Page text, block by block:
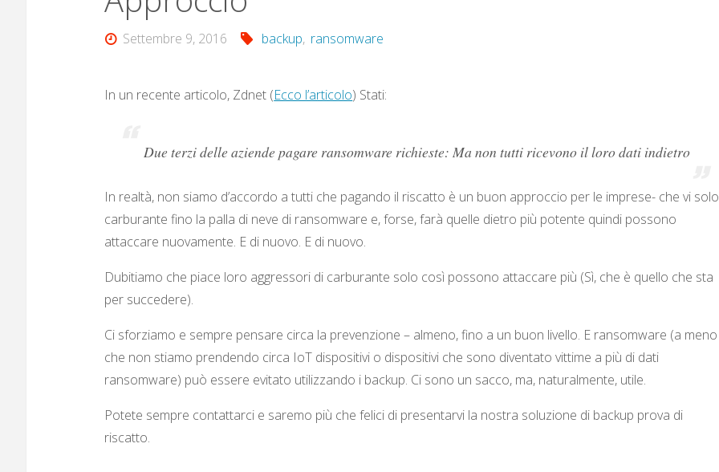
Settembre 9, 2016 backup, ransomware
In un recente articolo, Zdnet (Ecco l’articolo) Stati:
Due terzi delle aziende pagare ransomware richieste: Ma non tutti ricevono il loro dati indietro
In realtà, non siamo d’accordo a tutti che pagando il riscatto è un buon approccio per le imprese- che vi solo
carburante fino la palla di neve di ransomware e, forse, farà quelle dietro più potente quindi possono
attaccare nuovamente. E di nuovo. E di nuovo.
Dubitiamo che piace loro aggressori di carburante solo così possono attaccare più (Sì, che è quello che sta
per succedere).
Ci sforziamo e sempre pensare circa la prevenzione – almeno, fino a un buon livello. E ransomware (a meno
che non stiamo prendendo circa IoT dispositivi o dispositivi che sono diventato vittime a più di dati
ransomware) può essere evitato utilizzando i backup. Ci sono un sacco, ma, naturalmente, utile.
Potete sempre contattarci e saremo più che felici di presentarvi la nostra soluzione di backup prova di
riscatto.